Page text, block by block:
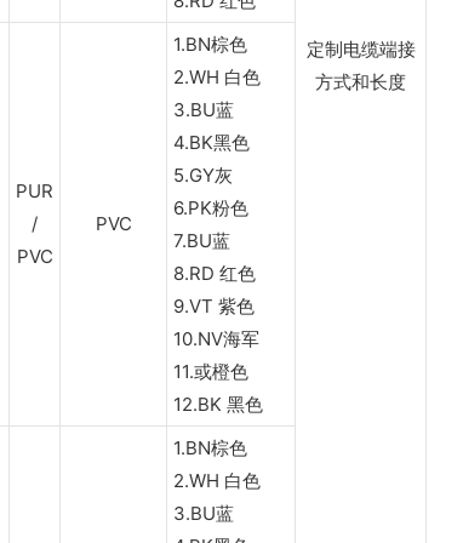
定制电缆端接
方式和长度
PUR
/
PVC
PVC
1.BN棕色
2.WH 白色
3.BU蓝
4.BK黑色
5.GY灰
6.PK粉色
7.BU蓝
8.RD 红色
9.VT 紫色
10.NV海军
11.或橙色
12.BK 黑色
1.BN棕色
2.WH 白色
3.BU蓝